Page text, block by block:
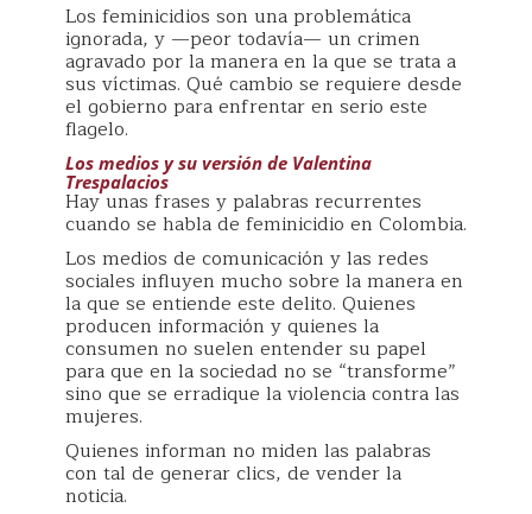
Los feminicidios son una problemática
ignorada, y —peor todavía— un crimen
agravado por la manera en la que se trata a
sus víctimas. Qué cambio se requiere desde
el gobierno para enfrentar en serio este
flagelo.
Los medios y su versión de Valentina
Trespalacios
Hay unas frases y palabras recurrentes
cuando se habla de feminicidio en Colombia.
Los medios de comunicación y las redes
sociales influyen mucho sobre la manera en
la que se entiende este delito. Quienes
producen información y quienes la
consumen no suelen entender su papel
para que en la sociedad no se “transforme”
sino que se erradique la violencia contra las
mujeres.
Quienes informan no miden las palabras
con tal de generar clics, de vender la
noticia.